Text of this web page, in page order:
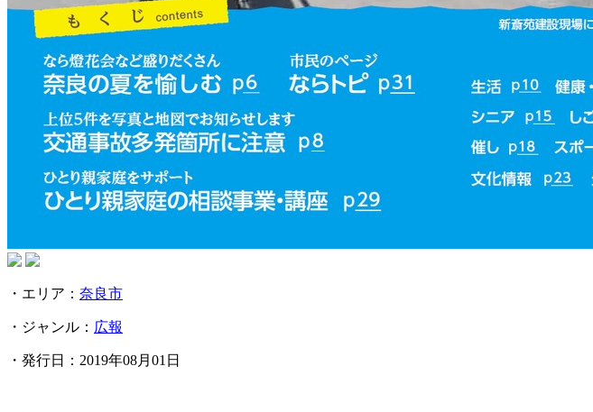
・エリア： 奈良市
・ジャンル： 広報
・発行日：2019年08月01日